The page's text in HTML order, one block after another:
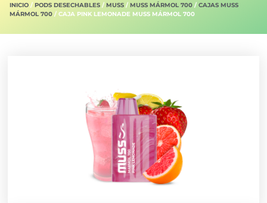
INICIO / PODS DESECHABLES / MUSS / MUSS MÁRMOL 700 / CAJAS MUSS
MÁRMOL 700 / CAJA PINK LEMONADE MUSS MÁRMOL 700